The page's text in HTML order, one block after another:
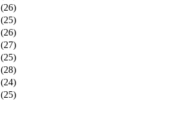
(26)
(25)
(26)
(27)
(25)
(28)
(24)
(25)